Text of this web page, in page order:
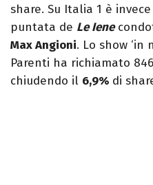
share. Su Italia 1 è
puntata de Le Iene
Max Angioni. Lo show ‘in
Parenti ha richiamato
chiudendo il 6,9% di